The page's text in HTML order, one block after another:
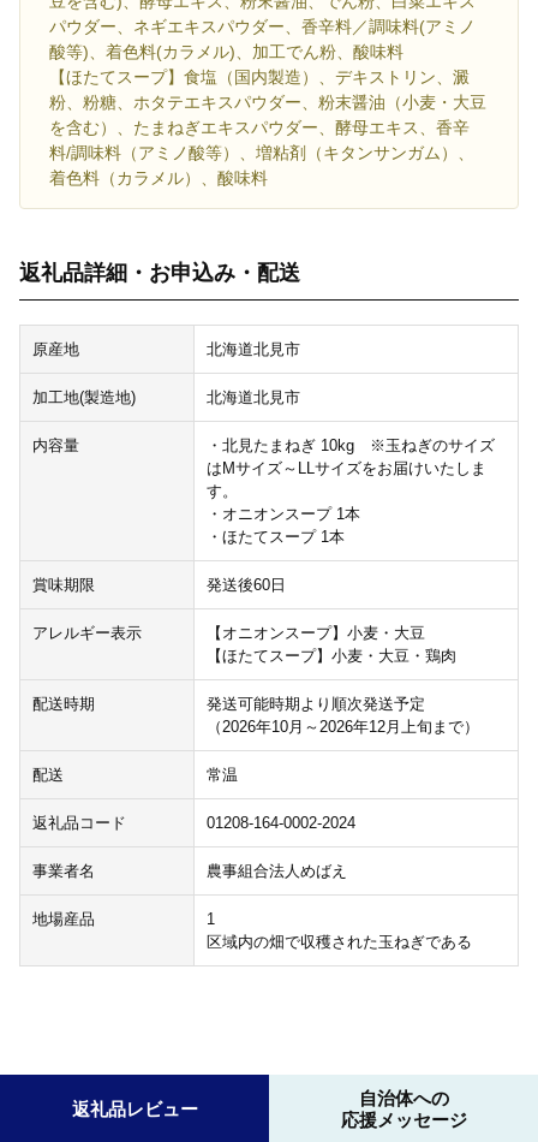
パウダー、ネギエキスパウダー、香辛料／調味料(アミノ
酸等)、着色料(カラメル)、加工でん粉、酸味料
【ほたてスープ】食塩（国内製造）、デキストリン、澱
粉、粉糖、ホタテエキスパウダー、粉末醤油（小麦・大豆
を含む）、たまねぎエキスパウダー、酵母エキス、香辛
料/調味料（アミノ酸等）、増粘剤（キタンサンガム）、
着色料（カラメル）、酸味料
返礼品詳細・お申込み・配送
原産地 北海道北見市
加工地(製造地) 北海道北見市
内容量
・北見たまねぎ 10kg ※玉ねぎのサイズ
はMサイズ～LLサイズをお届けいたしま
す。
・オニオンスープ 1本
・ほたてスープ 1本
賞味期限 発送後60日
アレルギー表示
【オニオンスープ】小麦・大豆
【ほたてスープ】小麦・大豆・鶏肉
配送時期
発送可能時期より順次発送予定
（2026年10月～2026年12月上旬まで）
配送 常温
返礼品コード 01208-164-0002-2024
事業者名 農事組合法人めばえ
地場産品
1
区域内の畑で収穫された玉ねぎである
返礼品レビュー
自治体への
応援メッセージ